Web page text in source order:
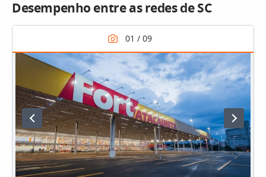
Desempenho entre as redes de SC